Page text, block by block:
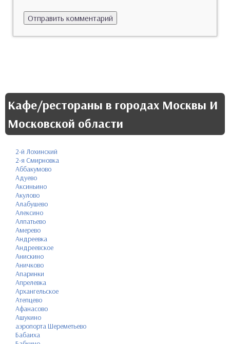
Кафе/рестораны в городах Москвы И
Московской области
2-й Лохинский
2-я Смирновка
Аббакумово
Адуево
Аксиньино
Акулово
Алабушево
Алексино
Алпатьево
Амерево
Андреевка
Андреевское
Анискино
Аничково
Апаринки
Апрелевка
Архангельское
Атепцево
Афанасово
Ашукино
аэропорта Шереметьево
Бабаиха